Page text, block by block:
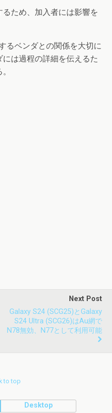
ため、加入者には影響を
るベンダとの関係を大切に
は過程の詳細を伝えるた
Next Post
Galaxy S24 (SCG25)とGalaxy
S24 Ultra (SCG26)はau網で
N78無効、n77として利用可能
to top
Desktop